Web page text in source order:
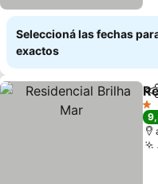
Seleccioná las fechas
exactos
1